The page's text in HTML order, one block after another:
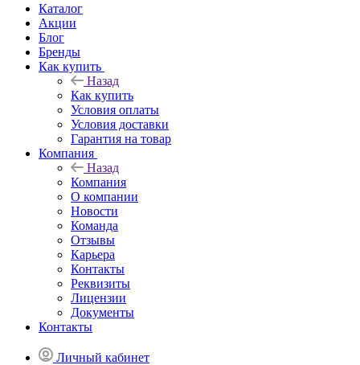
Каталог
Акции
Блог
Бренды
Как купить
Назад
Как купить
Условия оплаты
Условия доставки
Гарантия на товар
Компания
Назад
Компания
О компании
Новости
Команда
Отзывы
Карьера
Контакты
Реквизиты
Лицензии
Документы
Контакты
Личный кабинет